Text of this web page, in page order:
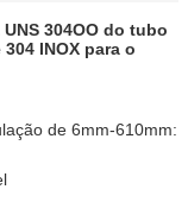
304OO do tubo
INOX para o
de 6mm-610mm: